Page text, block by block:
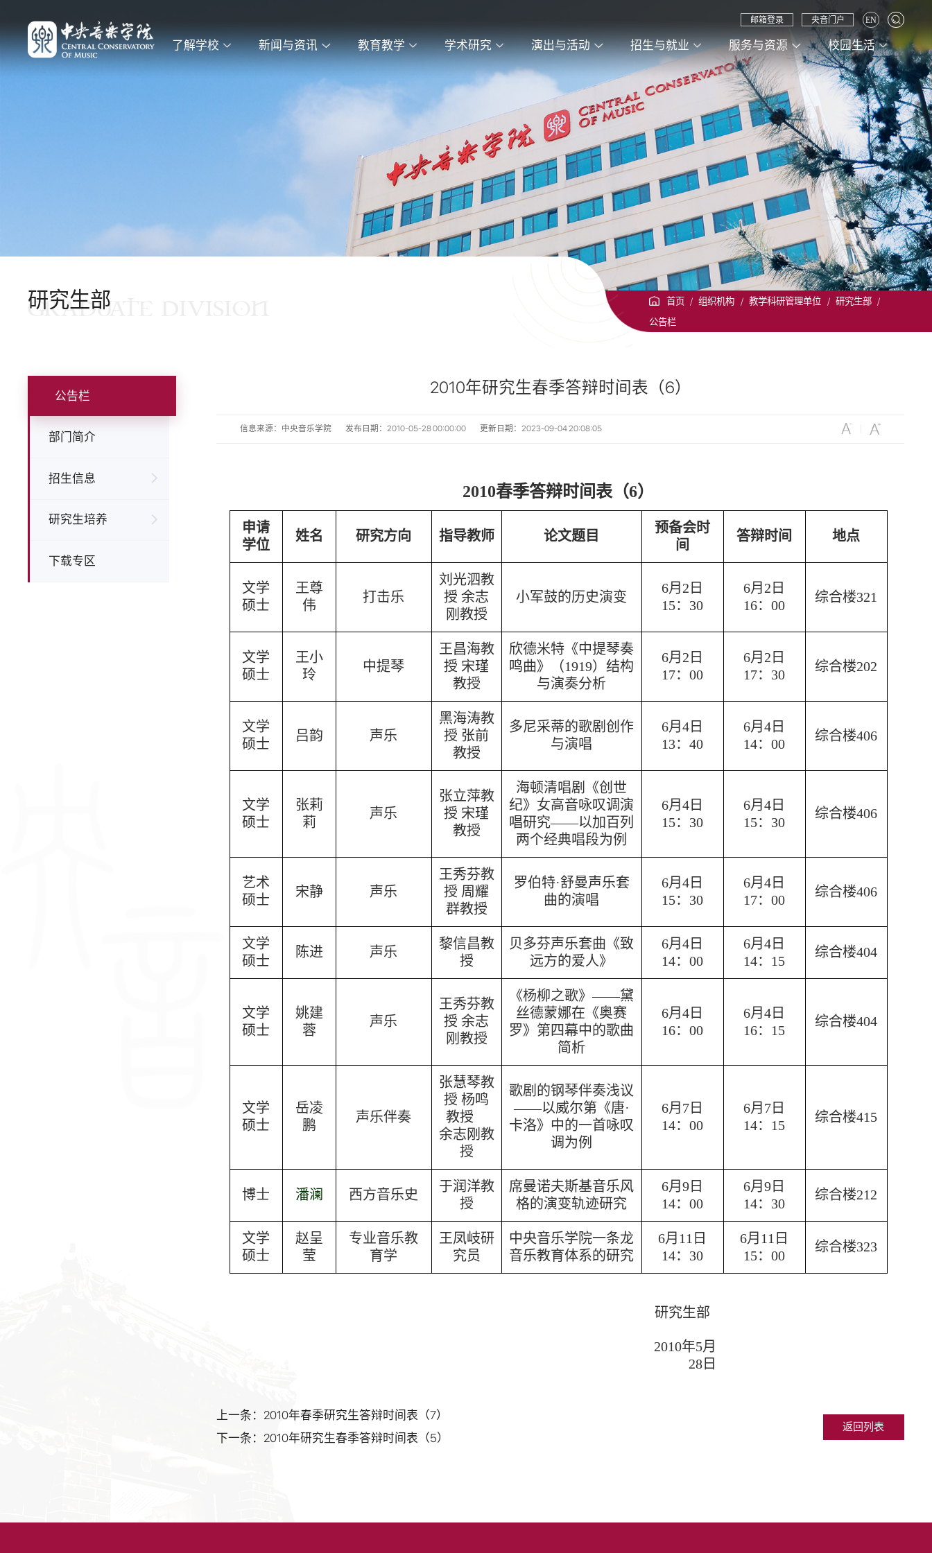
了解学校 新闻与资讯 教育教学 学术研究 演出与活动 招生与就业 服务与资源 校园生活
邮箱登录 央音门户 EN
研究生部
GRADUATE DIVISION 首页 / 组织机构 / 教学科研管理单位 / 研究生部 /
公告栏
公告栏
部门简介
招生信息
研究生培养
下载专区
2010年研究生春季答辩时间表（6）
信息来源：中央音乐学院 发布日期：2010-05-28 00:00:00 更新日期：2023-09-04 20:08:05
2010春季答辩时间表（6）
申请
学位
姓名 研究方向 指导教师 论文题目
预备会时
间
答辩时间 地点
文学
硕士
王尊
伟
打击乐
刘光泗教
授 余志
刚教授
小军鼓的历史演变
6月 2日
15：30
6月 2日
16：00
综合楼321
文学
硕士
王小
玲
中提琴
王昌海教
授 宋瑾
教授
欣德米特《中提琴奏
鸣曲》（1919）结构
与演奏分析
6月 2日
17：00
6月 2日
17：30
综合楼202
文学
硕士
吕韵 声乐
黑海涛教
授 张前
教授
多尼采蒂的歌剧创作
与演唱
6月4日
13：40
6月4日
14：00
综合楼406
文学
硕士
张莉
莉
声乐
张立萍教
授 宋瑾
教授
海顿清唱剧《创世
纪》女高音咏叹调演
唱研究——以加百列
两个经典唱段为例
6月4日
15：30
6月4日
15：30
综合楼406
艺术
硕士
宋静 声乐
王秀芬教
授 周耀
群教授
罗伯特·舒曼声乐套
曲的演唱
6月4日
15：30
6月4日
17：00
综合楼406
文学
硕士
陈进 声乐
黎信昌教
授
贝多芬声乐套曲《致
远方的爱人》
6月4日
14：00
6月4日
14：15
综合楼404
文学
硕士
姚建
蓉
声乐
王秀芬教
授 余志
刚教授
《杨柳之歌》——黛
丝德蒙娜在《奥赛
罗》第四幕中的歌曲
简析
6月4日
16：00
6月4日
16：15
综合楼404
文学
硕士
岳凌
鹏
声乐伴奏
张慧琴教
授 杨鸣
教授
余志刚教
授
歌剧的钢琴伴奏浅议
——以威尔第《唐·
卡洛》中的一首咏叹
调为例
6月 7日
14：00
6月 7日
14：15
综合楼415
博士 潘澜 西方音乐史
于润洋教
授
席曼诺夫斯基音乐风
格的演变轨迹研究
6月9日
14：00
6月9日
14：30
综合楼212
文学
硕士
赵呈
莹
专业音乐教
育学
王凤岐研
究员
中央音乐学院一条龙
音乐教育体系的研究
6月11日
14：30
6月11日
15：00
综合楼323
研究生部
2010年5月
28日
上一条：2010年春季研究生答辩时间表（7）
下一条：2010年研究生春季答辩时间表（5）
返回列表